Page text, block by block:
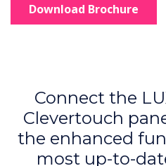
Download Brochure
Connect the
Clevertouch
the enhanced
most up-to-